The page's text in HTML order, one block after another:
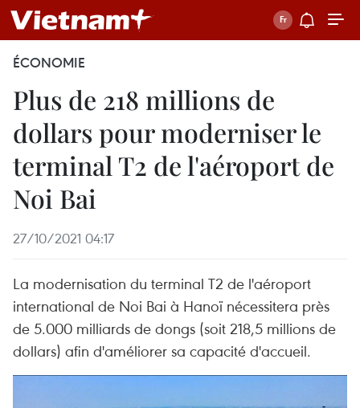
ÉCONOMIE
Plus de 218 millions de
dollars pour moderniser le
terminal T2 de l'aéroport de
Noi Bai
27/10/2021 04:17
La modernisation du terminal T2 de l'aéroport
international de Noi Bai à Hanoï nécessitera près
de 5.000 milliards de dongs (soit 218,5 millions de
dollars) afin d'améliorer sa capacité d'accueil.